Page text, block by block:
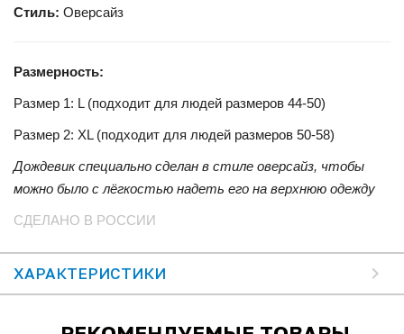
Стиль: Оверсайз
Размерность:
Размер 1: L (подходит для людей размеров 44-50)
Размер 2: XL (подходит для людей размеров 50-58)
Дождевик специально сделан в стиле оверсайз, чтобы
можно было с лёгкостью надеть его на верхнюю одежду
СДЕЛАНО В РОССИИ
ХАРАКТЕРИСТИКИ